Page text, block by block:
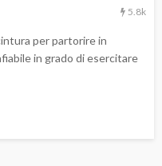
5.8k
per partorire in
in grado di esercitare